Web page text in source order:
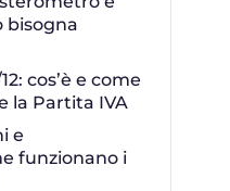
bisogna
cos’è e come
la Partita IVA
e
funzionano i